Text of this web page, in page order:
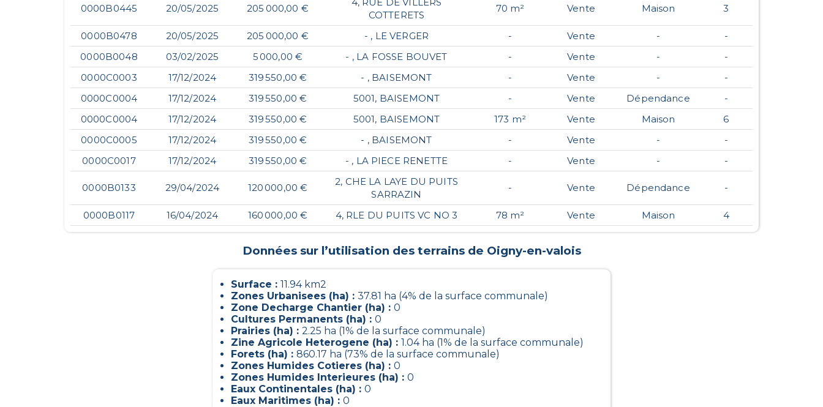
0000B0445 20/05/2025 205 000,00 €
4, RUE DE VILLERS
COTTERETS
70 m² Vente Maison 3
0000B0478 20/05/2025 205 000,00 € - , LE VERGER - Vente -
-
0000B0048
03/02/2025 5 000,00 € - , LA FOSSE BOUVET - Vente -
-
0000C0003
17/12/2024 319 550,00 € - , BAISEMONT - Vente -
-
0000C0004
17/12/2024 319 550,00 € 5001, BAISEMONT - Vente Dépendance
-
0000C0004
17/12/2024 319 550,00 € 5001, BAISEMONT 173 m² Vente Maison
6
0000C0005
17/12/2024 319 550,00 € - , BAISEMONT - Vente -
-
0000C0017
17/12/2024 319 550,00 € - , LA PIECE RENETTE - Vente - -
0000B0133 29/04/2024 120 000,00 €
2, CHE LA LAYE DU PUITS
SARRAZIN
- Vente Dépendance -
0000B0117 16/04/2024 160 000,00 € 4, RLE DU PUITS VC NO 3 78 m² Vente Maison 4
Données sur l’utilisation des terrains de Oigny-en-valois
Surface : 11.94 km2
Zones Urbanisees (ha) : 37.81 ha (4% de la surface communale)
Zone Decharge Chantier (ha) : 0
Cultures Permanents (ha) : 0
Prairies (ha) : 2.25 ha (1% de la surface communale)
Zine Agricole Heterogene (ha) : 1.04 ha (1% de la surface communale)
Forets (ha) : 860.17 ha (73% de la surface communale)
Zones Humides Cotieres (ha) : 0
Zones Humides Interieures (ha) : 0
Eaux Continentales (ha) : 0
Eaux Maritimes (ha) : 0